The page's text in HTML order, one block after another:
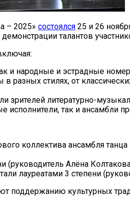
– 2025» состоялся 25 и 26
талантов
и народные и эстрадные
разных стилях, от
зрителей литературно-
исполнители, так и ансамбли
коллектива ансамбля
(руководитель Алёна
лауреатами 3 степени
поддержанию культурных